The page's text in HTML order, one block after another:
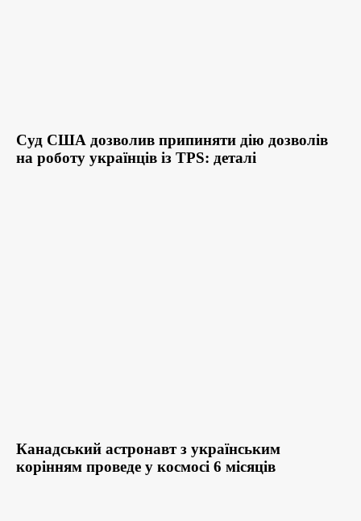
Суд США дозволив припиняти дію дозволів
на роботу українців із TPS: деталі
Канадський астронавт з українським
корінням проведе у космосі 6 місяців